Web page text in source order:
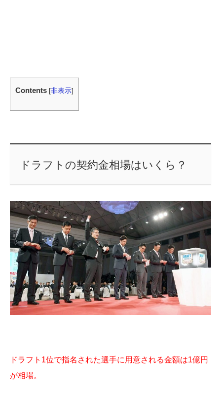
Contents [非表示]
ドラフトの契約金相場はいくら？
ドラフト1位で指名された選手に用意される金額は1億円
が相場。